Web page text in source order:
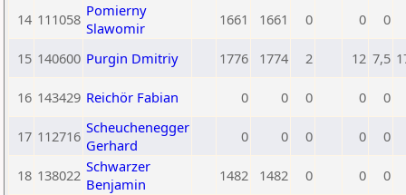
14 111058 Pomierny
Slawomir
1661 1661 0 0 0
15 140600 Purgin Dmitriy 1776 1774 2 12 7,5
16 143429 Reichör Fabian 0 0 0 0 0
17 112716 Scheuchenegger
Gerhard
0 0 0 0 0
18 138022 Schwarzer
Benjamin
1482 1482 0 0 0